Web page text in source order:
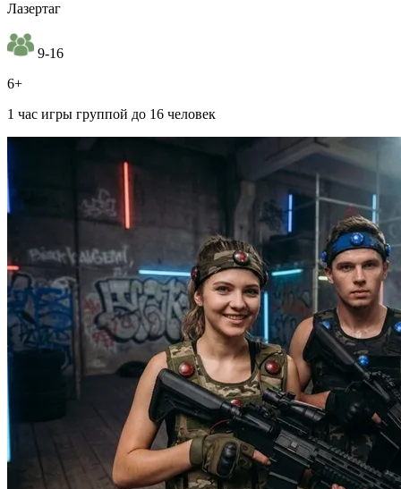
Лазертаг
9-16
6+
1 час игры группой до 16 человек